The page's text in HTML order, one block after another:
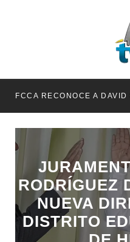
RODRÍGUEZ
NUEVA
DISTRITO